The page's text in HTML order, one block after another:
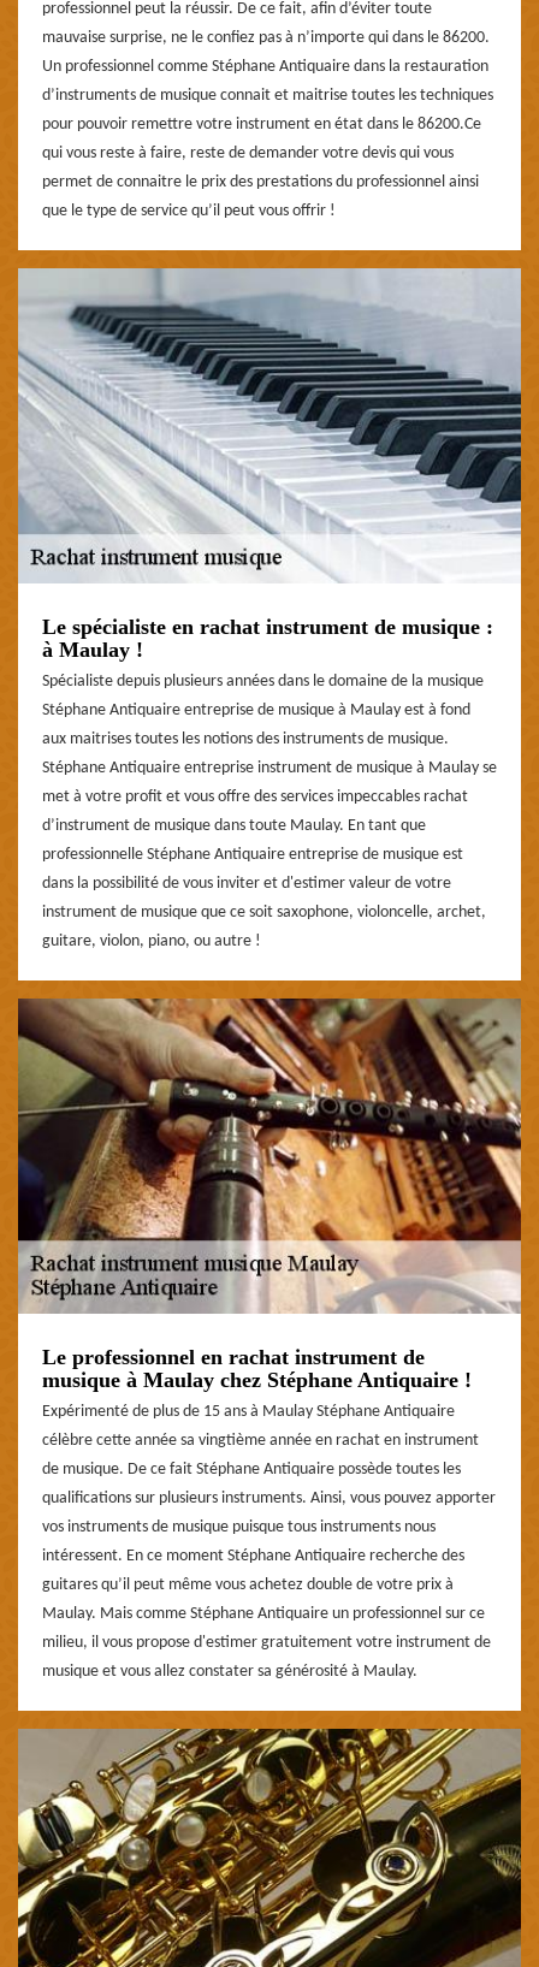
professionnel peut la réussir. De ce fait, afin d’éviter toute
mauvaise surprise, ne le confiez pas à n’importe qui dans le 86200.
Un professionnel comme Stéphane Antiquaire dans la restauration
d’instruments de musique connait et maitrise toutes les techniques
pour pouvoir remettre votre instrument en état dans le 86200.Ce
qui vous reste à faire, reste de demander votre devis qui vous
permet de connaitre le prix des prestations du professionnel ainsi
que le type de service qu’il peut vous offrir !
Le spécialiste en rachat instrument de musique :
à Maulay !
Spécialiste depuis plusieurs années dans le domaine de la musique
Stéphane Antiquaire entreprise de musique à Maulay est à fond
aux maitrises toutes les notions des instruments de musique.
Stéphane Antiquaire entreprise instrument de musique à Maulay se
met à votre profit et vous offre des services impeccables rachat
d’instrument de musique dans toute Maulay. En tant que
professionnelle Stéphane Antiquaire entreprise de musique est
dans la possibilité de vous inviter et d'estimer valeur de votre
instrument de musique que ce soit saxophone, violoncelle, archet,
guitare, violon, piano, ou autre !
Le professionnel en rachat instrument de
musique à Maulay chez Stéphane Antiquaire !
Expérimenté de plus de 15 ans à Maulay Stéphane Antiquaire
célèbre cette année sa vingtième année en rachat en instrument
de musique. De ce fait Stéphane Antiquaire possède toutes les
qualifications sur plusieurs instruments. Ainsi, vous pouvez apporter
vos instruments de musique puisque tous instruments nous
intéressent. En ce moment Stéphane Antiquaire recherche des
guitares qu’il peut même vous achetez double de votre prix à
Maulay. Mais comme Stéphane Antiquaire un professionnel sur ce
milieu, il vous propose d'estimer gratuitement votre instrument de
musique et vous allez constater sa générosité à Maulay.